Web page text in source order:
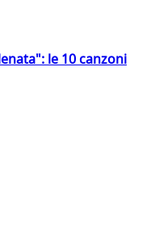
le 10 canzoni